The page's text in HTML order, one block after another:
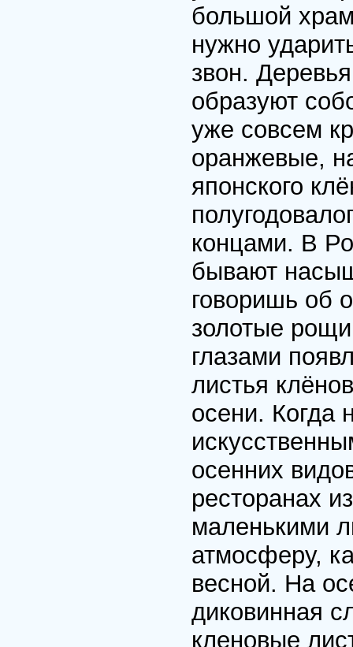
большой
нужно
звон.
образуют
уже совсем
оранжевые,
японского
концами. В
бывают
говоришь об
золотые
глазами
листья
осени. Когда
осенних
ресторанах
маленькими
атмосферу,
весной. На
диковинная
кленовые